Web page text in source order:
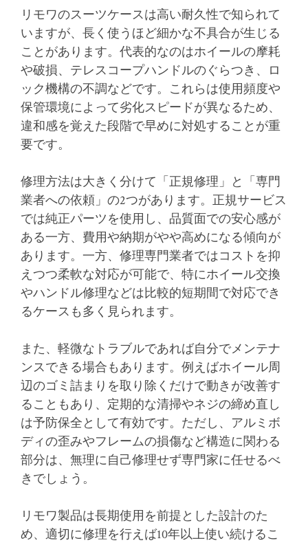
リモワのスーツケースは高い耐久性で知られて
いますが、長く使うほど細かな不具合が生じる
ことがあります。代表的なのはホイールの摩耗
や破損、テレスコープハンドルのぐらつき、ロ
ック機構の不調などです。これらは使用頻度や
保管環境によって劣化スピードが異なるため、
違和感を覚えた段階で早めに対処することが重
要です。
修理方法は大きく分けて「正規修理」と「専門
業者への依頼」の2つがあります。正規サービス
では純正パーツを使用し、品質面での安心感が
ある一方、費用や納期がやや高めになる傾向が
あります。一方、修理専門業者ではコストを抑
えつつ柔軟な対応が可能で、特にホイール交換
やハンドル修理などは比較的短期間で対応でき
るケースも多く見られます。
また、軽微なトラブルであれば自分でメンテナ
ンスできる場合もあります。例えばホイール周
辺のゴミ詰まりを取り除くだけで動きが改善す
ることもあり、定期的な清掃やネジの締め直し
は予防保全として有効です。ただし、アルミボ
ディの歪みやフレームの損傷など構造に関わる
部分は、無理に自己修理せず専門家に任せるべ
きでしょう。
リモワ製品は長期使用を前提とした設計のた
め、適切に修理を行えば10年以上使い続けるこ